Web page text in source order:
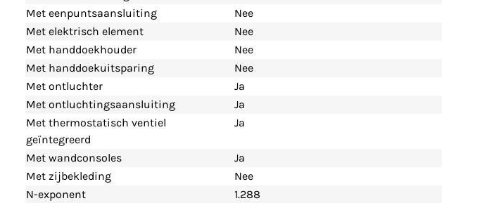
Met eenpuntsaansluiting
Nee
Met elektrisch element
Nee
Met handdoekhouder
Nee
Met handdoekuitsparing
Nee
Met ontluchter
Ja
Met ontluchtingsaansluiting
Ja
Met thermostatisch ventiel
geïntegreerd
Ja
Met wandconsoles
Ja
Met zijbekleding
Nee
N-exponent
1.288